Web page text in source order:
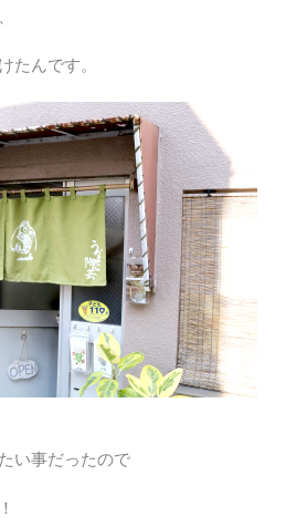
たんです。
い事だったので